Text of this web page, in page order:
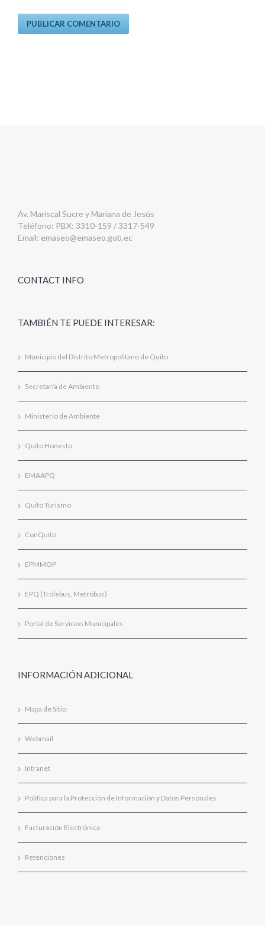
Av. Mariscal Sucre y Mariana de Jesús
Teléfono: PBX: 3310-159 / 3317-549
Email: emaseo@emaseo.gob.ec
CONTACT INFO
TAMBIÉN TE PUEDE INTERESAR:
Municipio del Distrito Metropolitano de Quito
Secretaría de Ambiente
Ministerio de Ambiente
Quito Honesto
EMAAPQ
Quito Turismo
ConQuito
EPMMOP
EPQ (Trolebus, Metrobus)
Portal de Servicios Municipales
INFORMACIÓN ADICIONAL
Mapa de Sitio
Webmail
Intranet
Política para la Protección de Información y Datos Personales
Facturación Electrónica
Retenciones